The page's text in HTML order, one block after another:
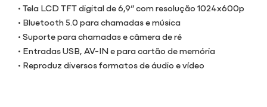
• Tela LCD TFT digital de 6,9” com resolução 1024x600p
• Bluetooth 5.0 para chamadas e música
• Suporte para chamadas e câmera de ré
• Entradas USB, AV-IN e para cartão de memória
• Reproduz diversos formatos de áudio e vídeo